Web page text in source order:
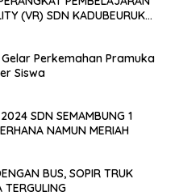
(VR) SDN KADUBEURUK
Perkemahan Pramuka
Siswa
SDN SEMAMBUNG 1
NAMUN MERIAH
BUS, SOPIR TRUK
TERGULING